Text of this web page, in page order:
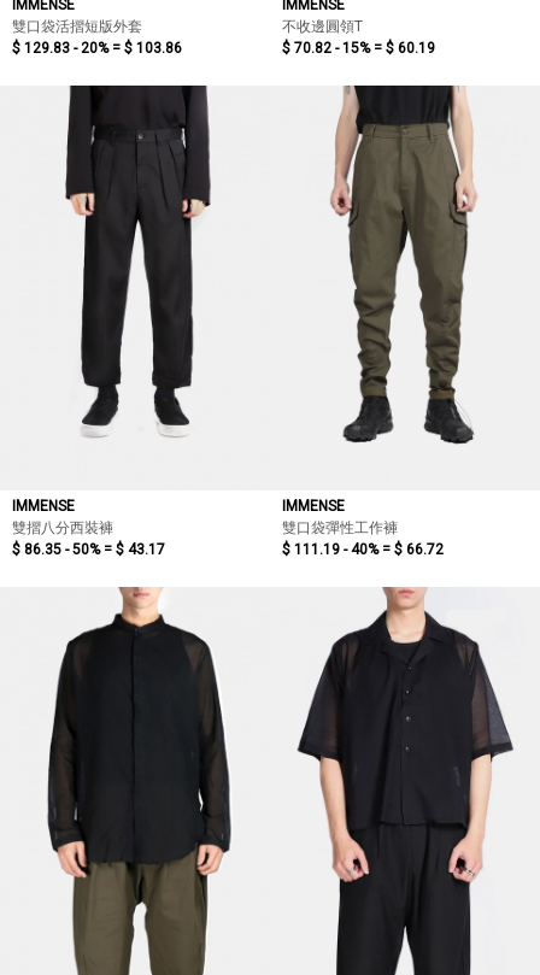
IMMENSE
雙口袋活摺短版外套
$ 129.83 - 20% = $ 103.86
IMMENSE
不收邊圓領T
$ 70.82 - 15% = $ 60.19
IMMENSE
雙摺八分西裝褲
$ 86.35 - 50% = $ 43.17
IMMENSE
雙口袋彈性工作褲
$ 111.19 - 40% = $ 66.72